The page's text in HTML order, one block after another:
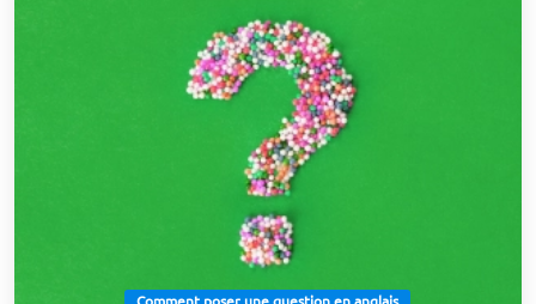
Comment poser une question en anglais